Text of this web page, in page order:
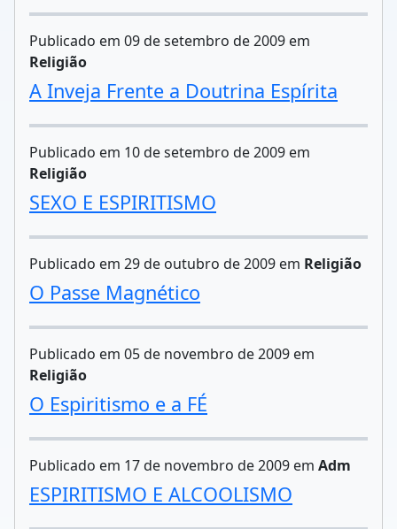
Publicado em 09 de setembro de 2009 em
Religião
A Inveja Frente a Doutrina Espírita
Publicado em 10 de setembro de 2009 em
Religião
SEXO E ESPIRITISMO
Publicado em 29 de outubro de 2009 em Religião
O Passe Magnético
Publicado em 05 de novembro de 2009 em
Religião
O Espiritismo e a FÉ
Publicado em 17 de novembro de 2009 em Adm
ESPIRITISMO E ALCOOLISMO